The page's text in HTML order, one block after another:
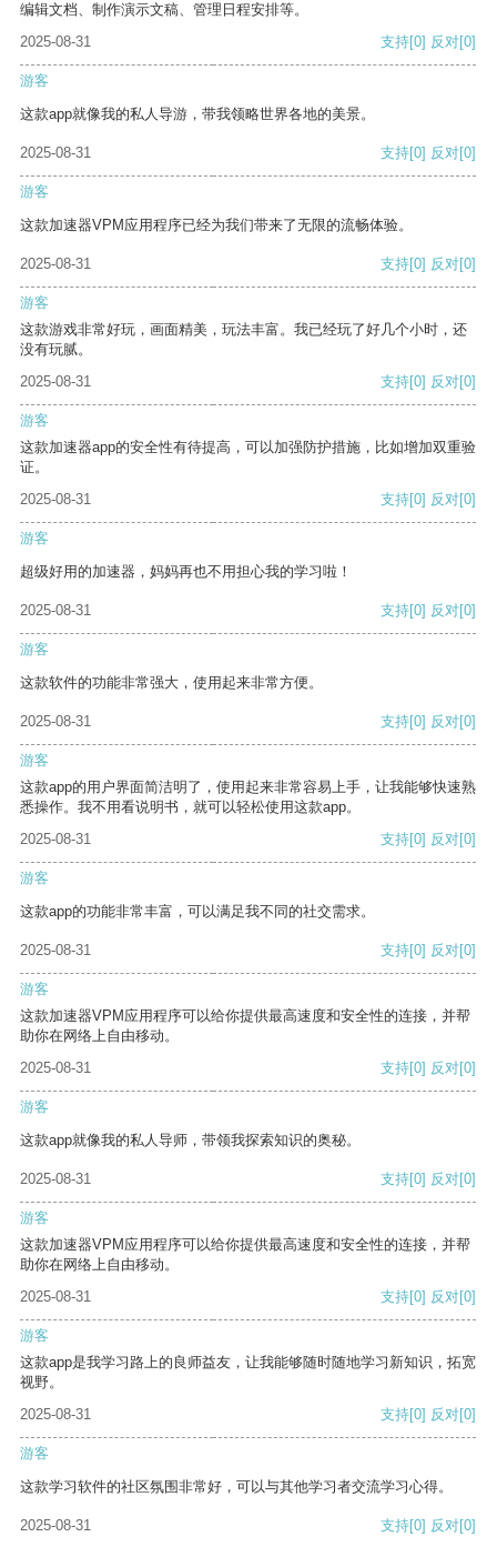
编辑文档、制作演示文稿、管理日程安排等。
2025-08-31
支持[0] 反对[0]
游客
这款app就像我的私人导游，带我领略世界各地的美景。
2025-08-31 支持[0] 反对[0]
游客
这款加速器VPM应用程序已经为我们带来了无限的流畅体验。
2025-08-31 支持[0] 反对[0]
游客
这款游戏非常好玩，画面精美，玩法丰富。我已经玩了好几个小时，还
没有玩腻。
2025-08-31
支持[0] 反对[0]
游客
这款加速器app的安全性有待提高，可以加强防护措施，比如增加双重验
证。
2025-08-31
支持[0] 反对[0]
游客
超级好用的加速器，妈妈再也不用担心我的学习啦！
2025-08-31 支持[0] 反对[0]
游客
这款软件的功能非常强大，使用起来非常方便。
2025-08-31 支持[0] 反对[0]
游客
这款app的用户界面简洁明了，使用起来非常容易上手，让我能够快速熟
悉操作。我不用看说明书，就可以轻松使用这款app。
2025-08-31
支持[0] 反对[0]
游客
这款app的功能非常丰富，可以满足我不同的社交需求。
2025-08-31 支持[0] 反对[0]
游客
这款加速器VPM应用程序可以给你提供最高速度和安全性的连接，并帮
助你在网络上自由移动。
2025-08-31
支持[0] 反对[0]
游客
这款app就像我的私人导师，带领我探索知识的奥秘。
2025-08-31 支持[0] 反对[0]
游客
这款加速器VPM应用程序可以给你提供最高速度和安全性的连接，并帮
助你在网络上自由移动。
2025-08-31
支持[0] 反对[0]
游客
这款app是我学习路上的良师益友，让我能够随时随地学习新知识，拓宽
视野。
2025-08-31
支持[0] 反对[0]
游客
这款学习软件的社区氛围非常好，可以与其他学习者交流学习心得。
2025-08-31 支持[0] 反对[0]